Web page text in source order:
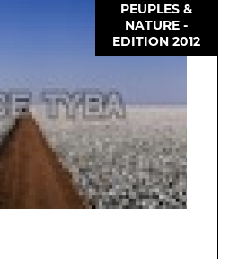
PEUPLES &
NATURE -
EDITION 2012